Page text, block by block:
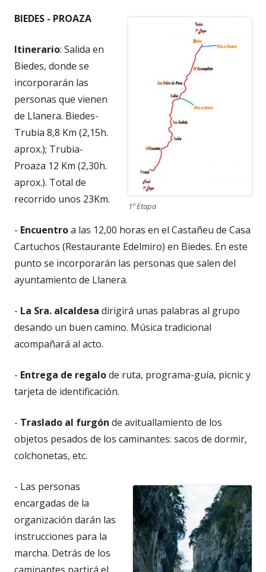
1º Etapa
BIEDES - PROAZA
Itinerario: Salida en
Biedes, donde se
incorporarán las
personas que vienen
de Llanera. Biedes-
Trubia 8,8 Km (2,15h.
aprox.); Trubia-
Proaza 12 Km (2,30h.
aprox.). Total de
recorrido unos 23Km.
- Encuentroa las 12,00 horas en el Castañeu de Casa
Cartuchos (Restaurante Edelmiro) en Biedes. En este
punto se incorporarán las personas que salen del
ayuntamiento de Llanera.
- La Sra. alcaldesa dirigirá unas palabras al grupo
desando un buen camino. Música tradicional
acompañará al acto.
- Entrega de regalode ruta, programa-guía, picnic y
tarjeta de identificación.
- Traslado al furgón de avituallamiento de los
objetos pesados de los caminantes: sacos de dormir,
colchonetas, etc.
- Las personas
encargadas de la
organización darán las
instrucciones para la
marcha. Detrás de los